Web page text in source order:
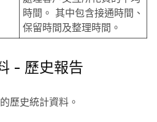
時間。 其中包含接通時間、
保留時間及整理時間。
- 歷史報告
歷史統計資料。